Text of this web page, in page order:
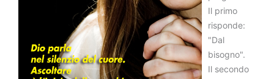
Il primo
risponde:
"Dal
bisogno".
Il secondo